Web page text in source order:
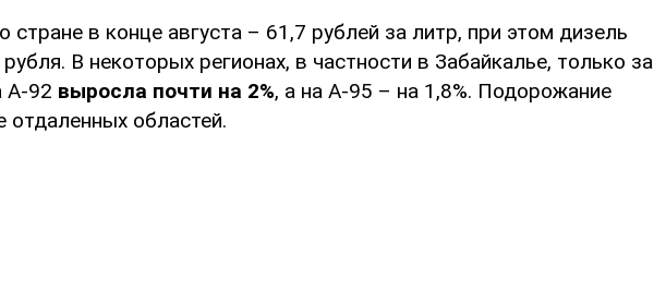
стране в конце августа – 61,7 рублей за литр, при этом дизель
В некоторых регионах, в частности в Забайкалье, только за
А-92 выросла почти на 2%, а на А-95 – на 1,8%. Подорожание
отдаленных областей.